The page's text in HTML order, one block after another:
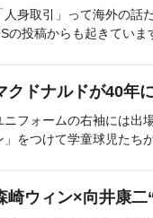
「人身取引」って海外の
の投稿からも起きていま
クドナルドが40年
ニフォームの右袖には出
」をつけて学童球児たち
崎ウィン×向井康二